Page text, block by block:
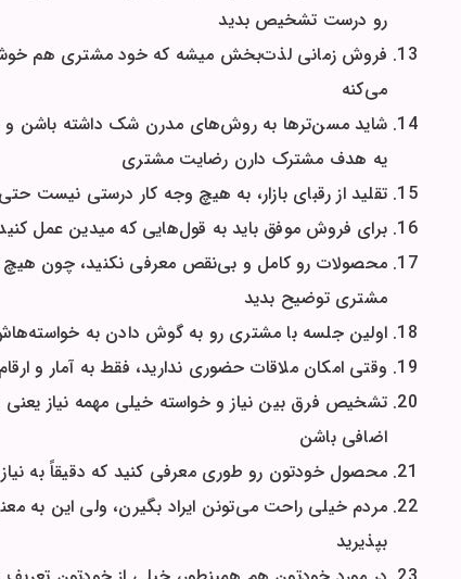
رو درست تشخیص بدید
فروش زمانی لذت‌بخش میشه که خود مشتری هم
می‌کنه
شاید مسن‌ترها به روش‌های مدرن شک داشته باشن و
یه هدف مشترک دارن رضایت مشتری
تقلید از رقبای بازار، به هیچ وجه کار درستی نیست
برای فروش موفق باید به قول‌هایی که میدین عمل
محصولات رو کامل و بی‌نقص معرفی نکنید، چون
مشتری توضیح بدید
اولین جلسه با مشتری رو به گوش دادن به
وقتی امکان ملاقات حضوری ندارید، فقط به آمار و
تشخیص فرق بین نیاز و خواسته خیلی مهمه نیاز
اضافی باشن
محصول خودتون رو طوری معرفی کنید که دقیقاً به
مردم خیلی راحت می‌تونن ایراد بگیرن، ولی این
بپذیرید